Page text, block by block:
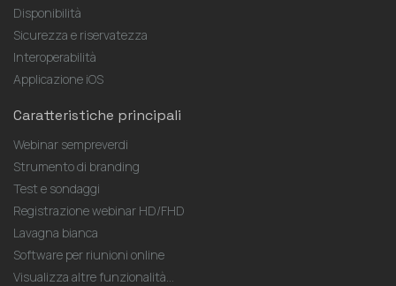
Disponibilità
Sicurezza e riservatezza
Interoperabilità
Applicazione iOS
Caratteristiche principali
Webinar sempreverdi
Strumento di branding
Test e sondaggi
Registrazione webinar HD/FHD
Lavagna bianca
Software per riunioni online
Visualizza altre funzionalità...